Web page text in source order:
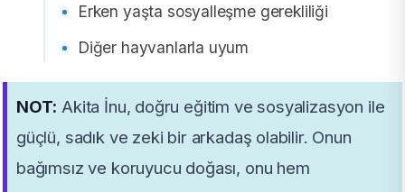
Erken yaşta sosyalleşme gerekliliği
Diğer hayvanlarla uyum
NOT: Akita İnu, doğru eğitim ve sosyalizasyon ile
güçlü, sadık ve zeki bir arkadaş olabilir. Onun
bağımsız ve koruyucu doğası, onu hem